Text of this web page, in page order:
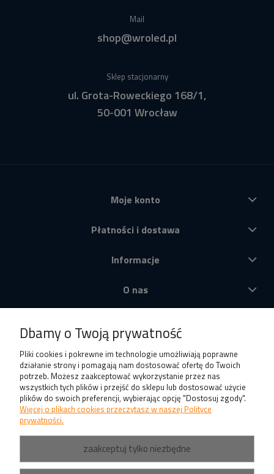
Mail
shop@wroled.pl
Sklep stacjonarny
ul. Grota-Roweckiego 168/1,
50-001 Wrocław
Moje konto
Płatności i dostawa
Informacje
O nas
Dbamy o Twoją prywatność
Pliki cookies i pokrewne im technologie umożliwiają poprawne
działanie strony i pomagają nam dostosować ofertę do Twoich
potrzeb. Możesz zaakceptować wykorzystanie przez nas
wszystkich tych plików i przejść do sklepu lub dostosować użycie
plików do swoich preferencji, wybierając opcję "Dostosuj zgody".
Więcej o plikach cookies przeczytasz w naszej Polityce
prywatności.
zaakceptuj tylko niezbędne